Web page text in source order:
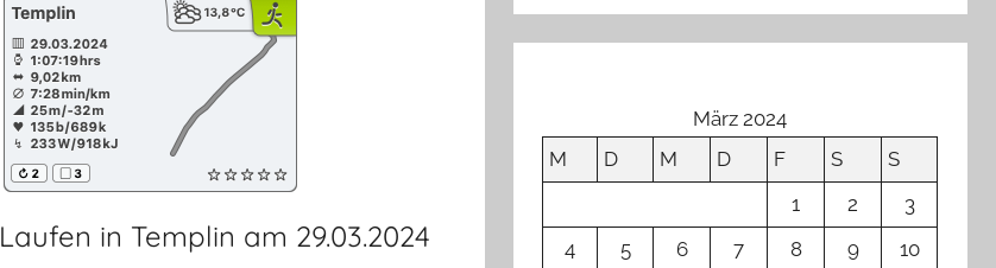
Laufen in Templin am 29.03.2024
März 2024
M
D M D F S
S
1
2
3
4
5 6 7 8 9
10